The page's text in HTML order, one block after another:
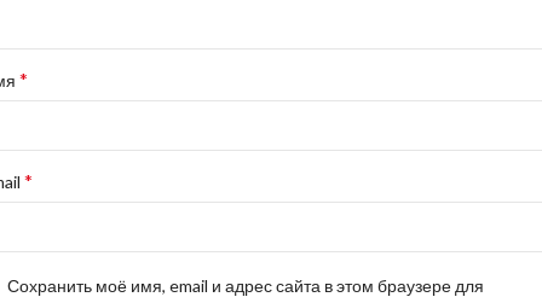
*
*
Сохранить моё имя, email и адрес сайта в этом браузере для